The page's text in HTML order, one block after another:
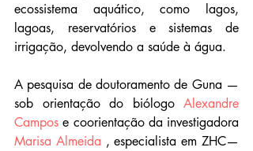
ecossistema aquático, como lagos,
lagoas, reservatórios e sistemas de
irrigação, devolvendo a saúde à água.
A pesquisa de doutoramento de Guna —
sob orientação do biólogo Alexandre
Campos
Marisa Almeida , especialista em ZHC—